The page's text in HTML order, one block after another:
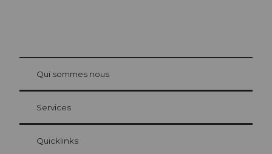
Carte d’hôte Lucerne
Vos avantages en tant qu'hôte pour la nuit
at Bre
Qui sommes nous
Services
Quicklinks